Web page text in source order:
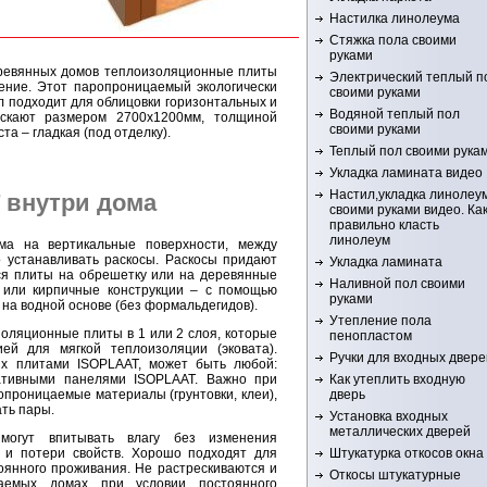
домов теплоизоляционные плиты
Этот паропроницаемый экологически
для облицовки горизонтальных и
размером 2700х1200мм, толщиной
– гладкая (под отделку).
внутри дома
на вертикальные поверхности, между
раскосы. Раскосы придают
плиты на обрешетку или на деревянные
кирпичные конструкции – с помощью
водной основе (без формальдегидов).
плиты в 1 или 2 слоя, которые
для мягкой теплоизоляции (эковата).
плитами ISOPLAAT, может быть любой:
панелями ISOPLAAT. Важно при
материалы (грунтовки, клеи),
пары.
впитывать влагу без изменения
и потери свойств. Хорошо подходят для
проживания. Не растрескиваются и
домах при условии постоянного
Настилка линолеума
Стяжка пола своими
руками
Электрический теплый
своими руками
Водяной теплый пол
своими руками
Теплый пол своими
Укладка ламината видео
Настил,укладка
своими руками видео. Как
правильно класть
линолеум
Укладка ламината
Наливной пол своими
руками
Утепление пола
пенопластом
Ручки для входных
Как утеплить входную
дверь
Установка входных
металлических дверей
Штукатурка откосов окна
Откосы штукатурные